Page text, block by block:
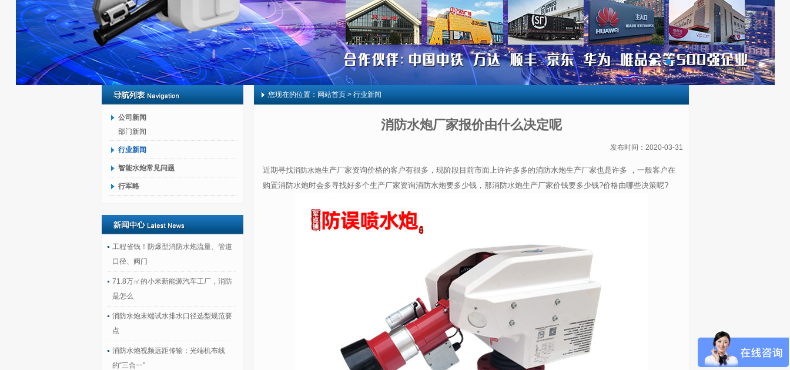
公司新闻
部门新闻
行业新闻
智能水炮常见问题
行军略
工程省钱！防爆型消防水炮流量、管道
口径、阀门
71.8万㎡的小米新能源汽车工厂，消防
是怎么
消防水炮末端试水排水口径选型规范要
点
消防水炮视频远距传输：光端机布线
的“三合一”
您现在的位置： 网站首页> 行业新闻
消防水炮厂家报价由什么决定呢
发布时间：2020-03-31
近期寻找消防水炮生产厂家资询价格的客户有很多，现阶段目前市面上许许多多的消防水炮生产厂家也是许多 ，一般客户在
购置消防水炮时会多寻找好多个生产厂家资询消防水炮要多少钱，那消防水炮生产厂家价钱要多少钱?价格由哪些决策呢?